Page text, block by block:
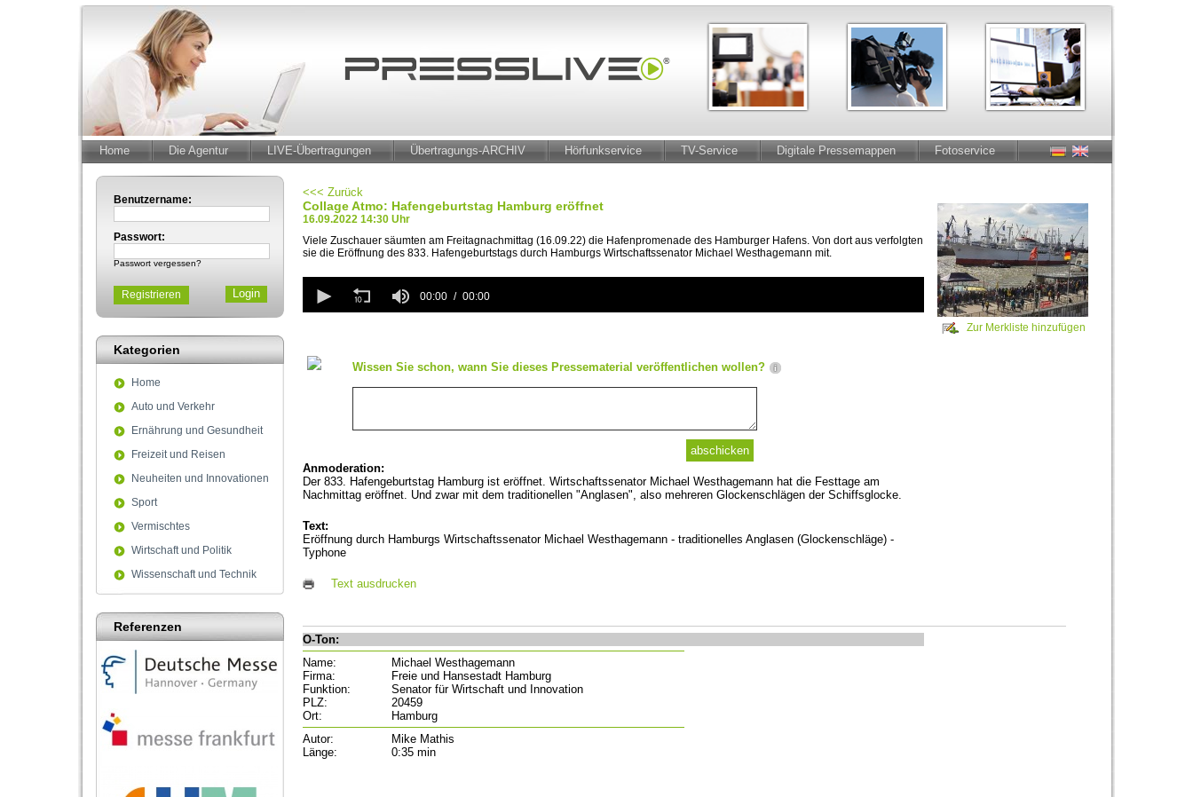
Home Die Agentur LIVE-Übertragungen Übertragungs-ARCHIV Hörfunkservice TV-Service Digitale Pressemappen Fotoservice
Benutzername:
Passwort:
Passwort vergessen?
Registrieren
Kategorien
Home
Auto und Verkehr
Ernährung und Gesundheit
Freizeit und Reisen
Neuheiten und Innovationen
Sport
Vermischtes
Wirtschaft und Politik
Wissenschaft und Technik
Referenzen
<<< Zurück
Collage Atmo: Hafengeburtstag Hamburg eröffnet
16.09.2022 14:30 Uhr
Viele Zuschauer säumten am Freitagnachmittag (16.09.22) die Hafenpromenade des Hamburger Hafens. Von dort aus verfolgten
sie die Eröffnung des 833. Hafengeburtstags durch Hamburgs Wirtschaftssenator Michael Westhagemann mit.
seconds
of
90%
00:00 00:00
Zur Merkliste hinzufügen
Wissen Sie schon, wann Sie dieses Pressematerial veröffentlichen wollen?
Anmoderation:
Der 833. Hafengeburtstag Hamburg ist eröffnet. Wirtschaftssenator Michael Westhagemann hat die Festtage am
Nachmittag eröffnet. Und zwar mit dem traditionellen "Anglasen", also mehreren Glockenschlägen der Schiffsglocke.
Text:
Eröffnung durch Hamburgs Wirtschaftssenator Michael Westhagemann - traditionelles Anglasen (Glockenschläge) -
Typhone
Text ausdrucken
O-Ton:
Name:
Michael Westhagemann
Firma:
Freie und Hansestadt Hamburg
Funktion:
Senator für Wirtschaft und Innovation
PLZ:
20459
Ort:
Hamburg
Autor:
Mike Mathis
Länge:
0:35 min